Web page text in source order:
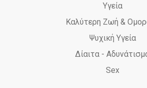
Υγεία
Καλύτερη Ζωή &
Ψυχική Υγεία
Δίαιτα -
Sex